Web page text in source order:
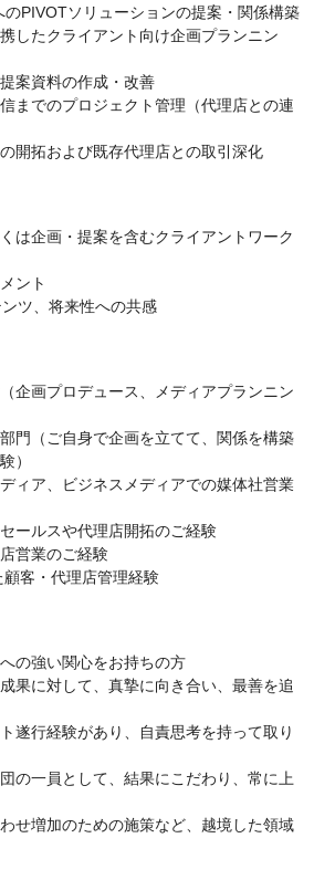
のPIVOTソリューションの提案・関係構築
したクライアント向け企画プランニン
案資料の作成・改善
までのプロジェクト管理（代理店との連
開拓および既存代理店との取引深化
は企画・提案を含むクライアントワーク
ント
ツ、将来性への共感
企画プロデュース、メディアプランニン
門（ご自身で企画を立てて、関係を構築
）
ィア、ビジネスメディアでの媒体社営業
ールスや代理店開拓のご経験
営業のご経験
客・代理店管理経験
の強い関心をお持ちの方
果に対して、真摯に向き合い、最善を追
遂行経験があり、自責思考を持って取り
の一員として、結果にこだわり、常に上
せ増加のための施策など、越境した領域